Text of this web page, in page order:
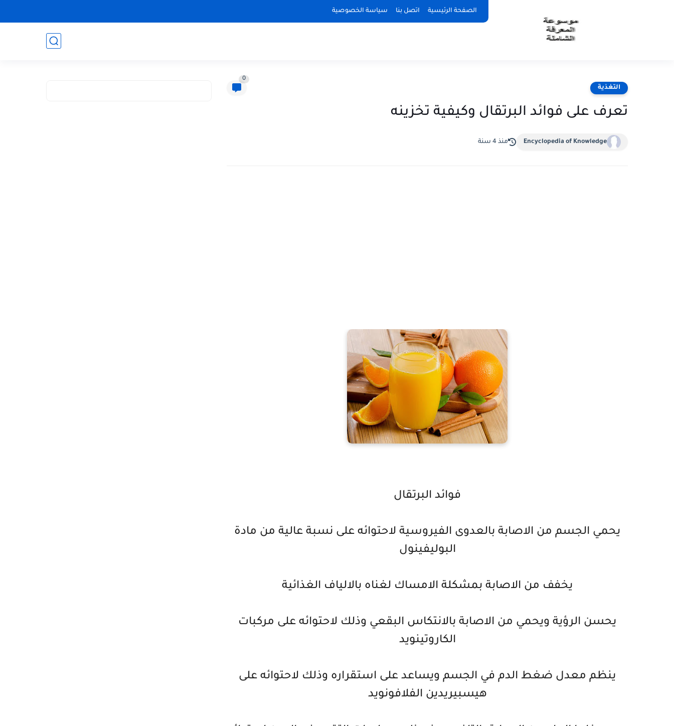
الصفحة الرئيسية اتصل بنا سياسة الخصوصية
التغذية
0
تعرف على فوائد البرتقال وكيفية تخزينه
Encyclopedia of Knowledge منذ 4 سنة
فوائد البرتقال
يحمي الجسم من الاصابة بالعدوى الفيروسية لاحتوائه على نسبة عالية من مادة
البوليفينول
يخفف من الاصابة بمشكلة الامساك لغناه بالالياف الغذائية
يحسن الرؤية ويحمي من الاصابة بالانتكاس البقعي وذلك لاحتوائه على مركبات
الكاروتينويد
ينظم معدل ضغط الدم في الجسم ويساعد على استقراره وذلك لاحتوائه على
هيسبيريدين الفلافونويد